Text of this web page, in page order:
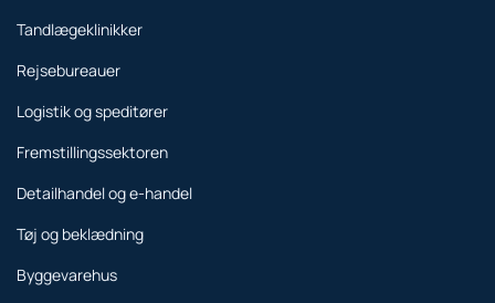
Tandlægeklinikker
Rejsebureauer
Logistik og speditører
Fremstillingssektoren
Detailhandel og e-handel
Tøj og beklædning
Byggevarehus